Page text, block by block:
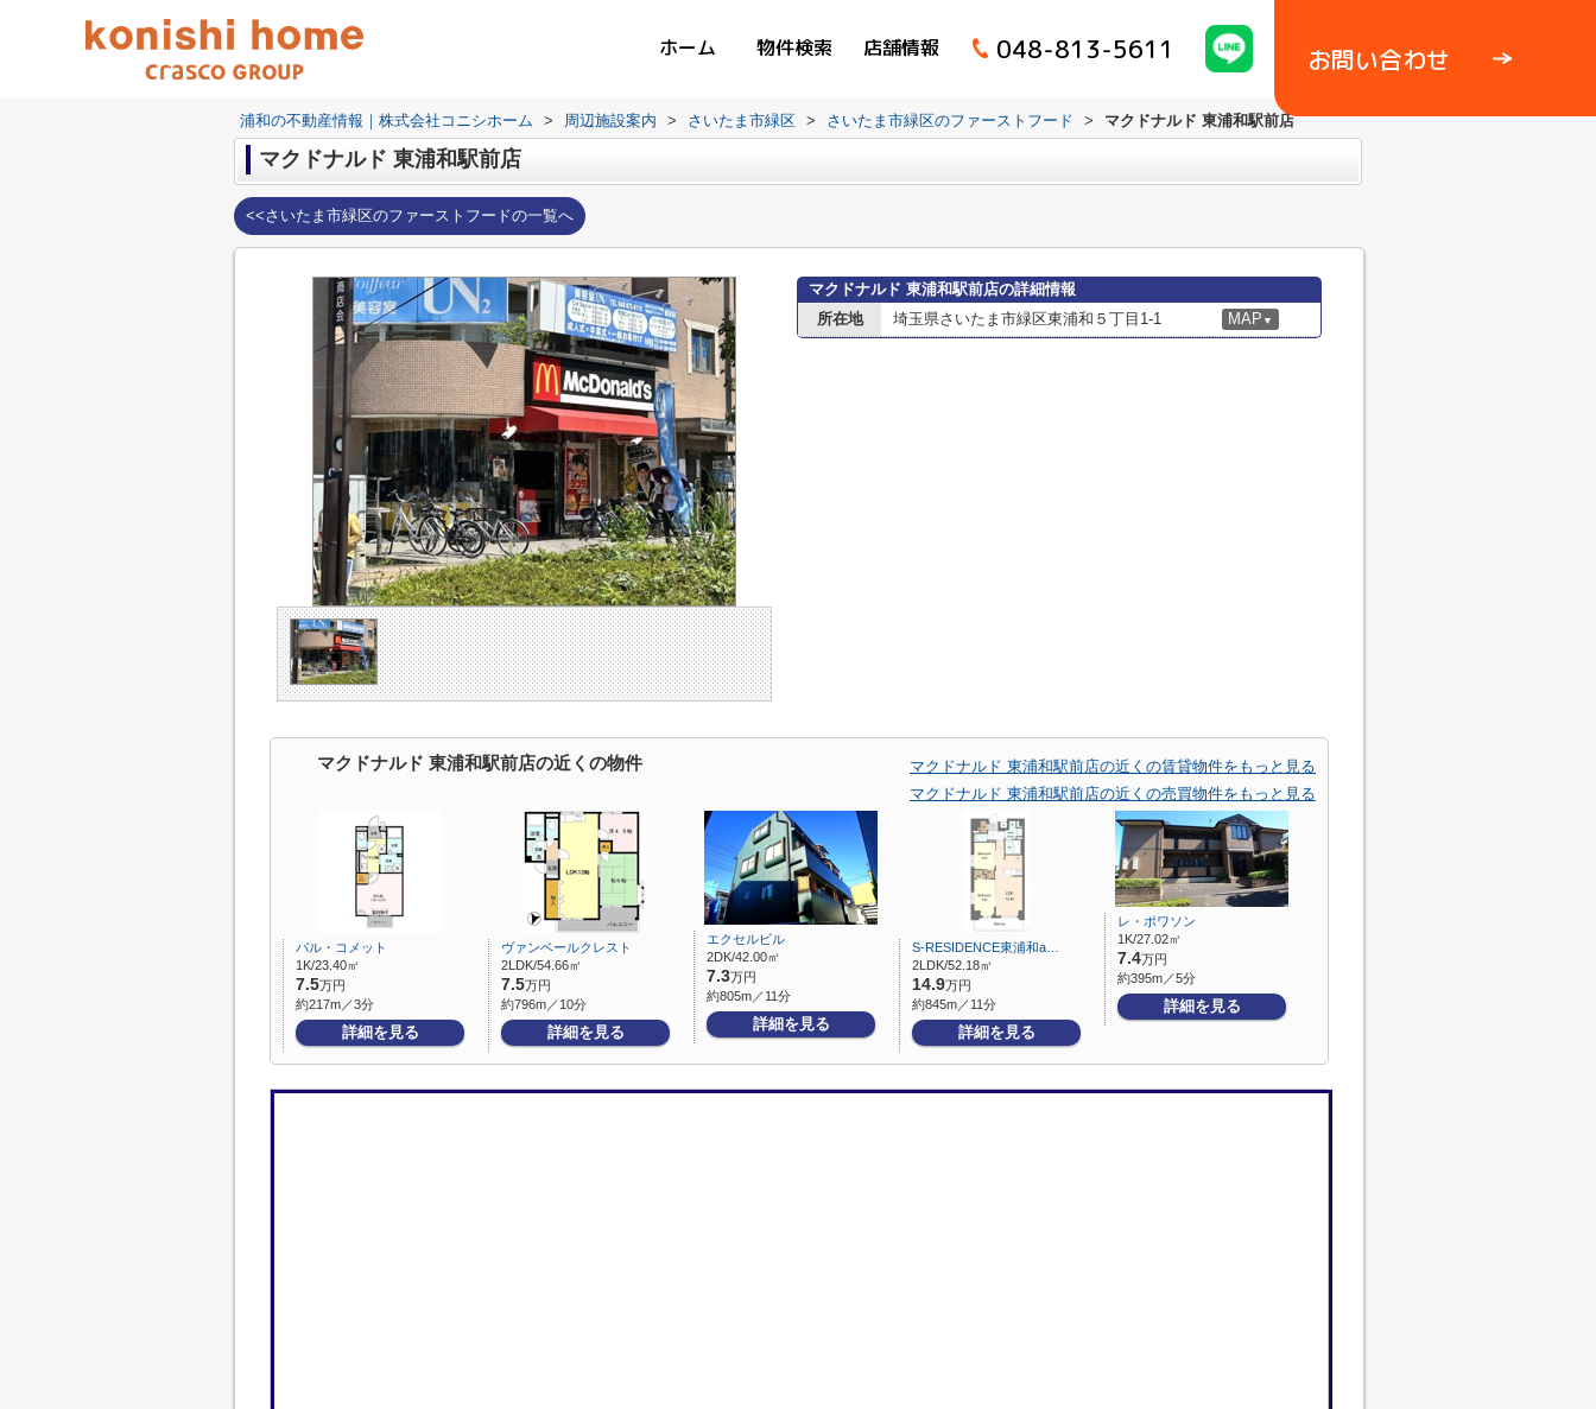
ホーム 物件検索 店舗情報 048-813-5611 お問い合わせ
浦和の不動産情報｜株式会社コニシホーム > 周辺施設案内 > さいたま市緑区 > さいたま市緑区のファーストフード > マクドナルド 東浦和駅前店
マクドナルド 東浦和駅前店
<<さいたま市緑区のファーストフードの一覧へ
マクドナルド 東浦和駅前店の詳細情報
所在地
埼玉県さいたま市緑区東浦和５丁目1-1 MAP ▼
マクドナルド 東浦和駅前店の近くの物件
マクドナルド 東浦和駅前店の近くの賃貸物件をもっと見る
マクドナルド 東浦和駅前店の近くの売買物件をもっと見る
パル・コメット
1K/23.40㎡
7.5万円
約217m／3分
詳細を見る
ヴァンベールクレスト
2LDK/54.66㎡
7.5万円
約796m／10分
詳細を見る
エクセルビル
2DK/42.00㎡
7.3万円
約805m／11分
詳細を見る
S-RESIDENCE東浦和a…
2LDK/52.18㎡
14.9万円
約845m／11分
詳細を見る
レ・ポワソン
1K/27.02㎡
7.4万円
約395m／5分
詳細を見る